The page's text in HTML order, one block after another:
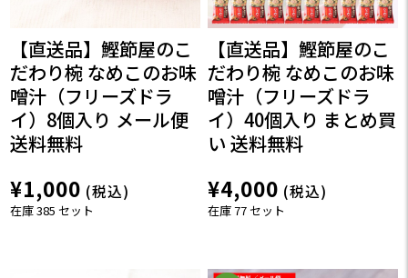
【直送品】鰹節屋のこ
だわり椀 なめこのお味
噌汁（フリーズドラ
イ）8個入り メール便
送料無料
¥1,000 (税込)
在庫 385 セット
【直送品】鰹節屋のこ
だわり椀 なめこのお味
噌汁（フリーズドラ
イ）40個入り まとめ買
い 送料無料
¥4,000 (税込)
在庫 77 セット